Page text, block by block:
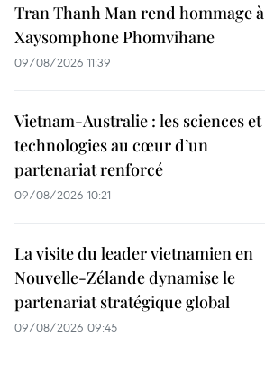
Tran Thanh Man rend hommage à
Xaysomphone Phomvihane
09/08/2026 11:39
Vietnam-Australie : les sciences et
technologies au cœur d’un
partenariat renforcé
09/08/2026 10:21
La visite du leader vietnamien en
Nouvelle-Zélande dynamise le
partenariat stratégique global
09/08/2026 09:45